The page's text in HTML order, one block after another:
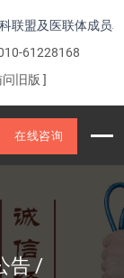
盟及医联体成员单位
61228168
问旧版 ]
在线咨询
告